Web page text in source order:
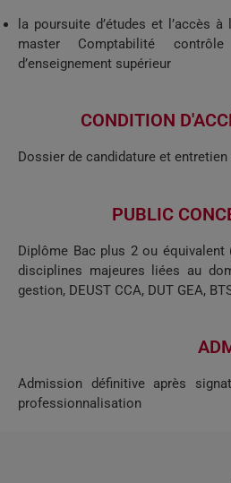
la poursuite d’études et l’accès
master Comptabilité
d’enseignement supérieur
CONDITION
Dossier de candidature et
PUBLIC
Diplôme Bac plus 2 ou équivalent
disciplines majeures liées au
gestion, DEUST CCA, DUT GEA,
Admission définitive après
professionnalisation